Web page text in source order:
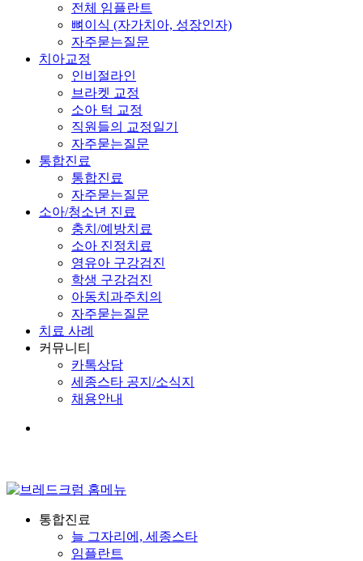
전체 임플란트
뼈이식 (자가치아, 성장인자)
자주묻는질문
치아교정
인비절라인
브라켓 교정
소아 턱 교정
직원들의 교정일기
자주묻는질문
통합진료
통합진료
자주묻는질문
소아/청소년 진료
충치/예방치료
소아 진정치료
영유아 구강검진
학생 구강검진
아동치과주치의
자주묻는질문
치료 사례
커뮤니티
카톡상담
세종스타 공지/소식지
채용안내
통합진료
늘 그자리에, 세종스타
임플란트